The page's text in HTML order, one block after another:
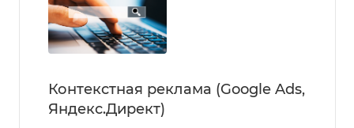
Контекстная реклама (Google Ads,
Яндекс.Директ)